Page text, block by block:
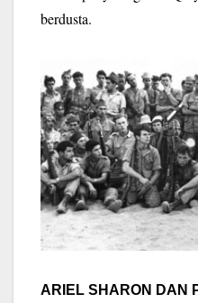
berdusta.
ARIEL SHARON DAN